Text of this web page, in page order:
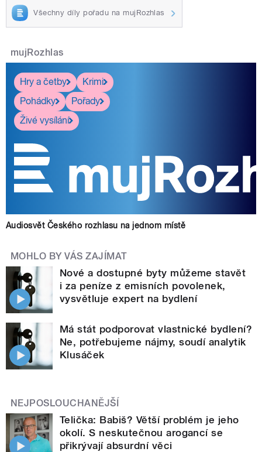
Všechny díly pořadu na mujRozhlas
mujRozhlas
Hry a četby
Krimi
Pohádky
Pořady
Živé vysílání
Audiosvět Českého rozhlasu na jednom místě
MOHLO BY VÁS ZAJÍMAT
Nové a dostupné byty můžeme stavět
i za peníze z emisních povolenek,
vysvětluje expert na bydlení
Má stát podporovat vlastnické bydlení?
Ne, potřebujeme nájmy, soudí analytik
Klusáček
NEJPOSLOUCHANĚJŠÍ
Telička: Babiš? Větší problém je jeho
okolí. S neskutečnou arogancí se
přikrývají absurdní věci